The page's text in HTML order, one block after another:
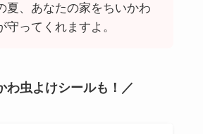
夏、あなたの家をちいかわ
守ってくれますよ。
わ虫よけシールも！／